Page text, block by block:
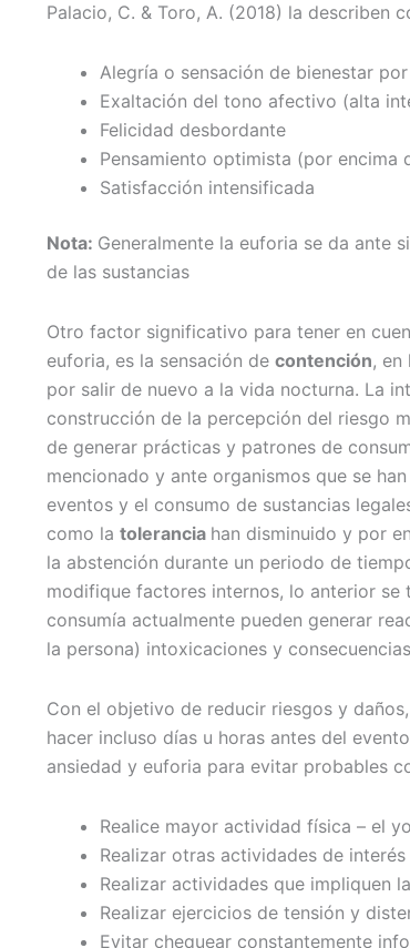
Palacio, C. & Toro, A. (2018) la describen
Alegría o sensación de bienestar
Exaltación del tono afectivo (alta
Felicidad desbordante
Pensamiento optimista (por encima
Satisfacción intensificada
Nota: Generalmente la euforia se da ante
de las sustancias
Otro factor significativo para tener en
euforia, es la sensación decontención, en
por salir de nuevo a la vida nocturna. La
construcción de la percepción del riesgo
de generar prácticas y patrones de
mencionado y ante organismos que se
eventos y el consumo de sustancias
como latolerancia han disminuido y por
la abstención durante un periodo de
modifique factores internos, lo anterior
consumía actualmente pueden generar
la persona) intoxicaciones y
Con el objetivo de reducir riesgos y
hacer incluso días u horas antes del
ansiedad y euforia para evitar probables
Realice mayor actividad física – el
Realizar otras actividades de
Realizar actividades que impliquen
Realizar ejercicios de tensión y
Evitar chequear constantemente